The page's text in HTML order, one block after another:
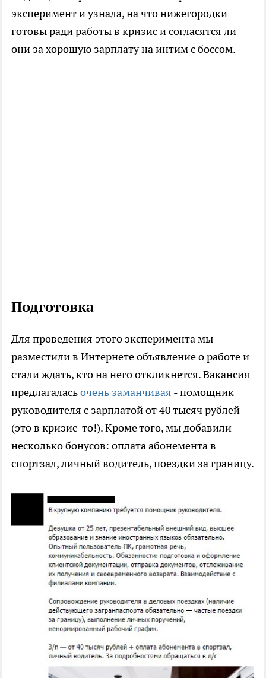
эксперимент и узнала, на что нижегородки
готовы ради работы в кризис и согласятся ли
они за хорошую зарплату на интим с боссом.
Подготовка
Для проведения этого эксперимента мы
разместили в Интернете объявление о работе и
стали ждать, кто на него откликнется. Вакансия
предлагаласьочень заманчивая - помощник
руководителя с зарплатой от 40 тысяч рублей
(это в кризис-то!). Кроме того, мы добавили
несколько бонусов: оплата абонемента в
спортзал, личный водитель, поездки за границу.